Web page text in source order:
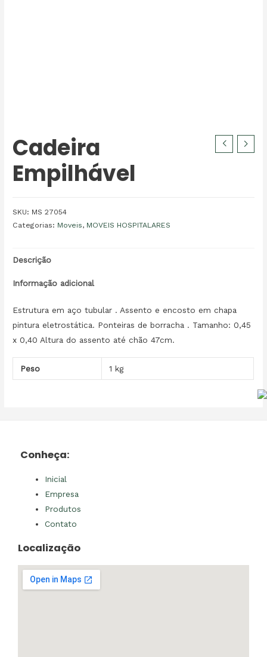
Cadeira
Empilhável
SKU: MS 27054
Categorias: Moveis, MOVEIS HOSPITALARES
Descrição
Informação adicional
Estrutura em aço tubular . Assento e encosto em chapa
pintura eletrostática. Ponteiras de borracha . Tamanho: 0,45
x 0,40 Altura do assento até chão 47cm.
Peso 1 kg
Conheça:
Inicial
Empresa
Produtos
Contato
Localização